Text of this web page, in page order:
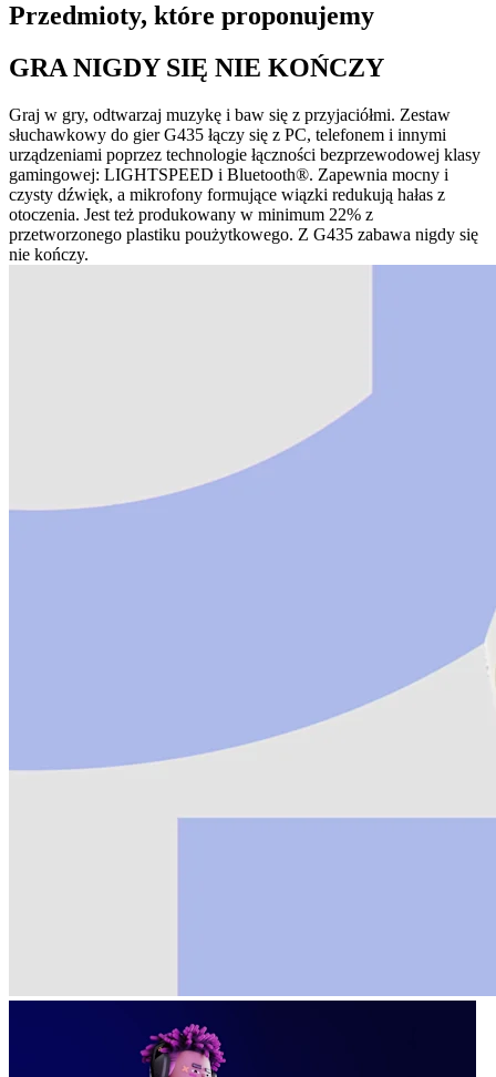
Przedmioty, które proponujemy
GRA NIGDY SIĘ NIE KOŃCZY
Graj w gry, odtwarzaj muzykę i baw się z przyjaciółmi. Zestaw
słuchawkowy do gier G435 łączy się z PC, telefonem i innymi
urządzeniami poprzez technologie łączności bezprzewodowej klasy
gamingowej: LIGHTSPEED i Bluetooth®. Zapewnia mocny i
czysty dźwięk, a mikrofony formujące wiązki redukują hałas z
otoczenia. Jest też produkowany w minimum 22% z
przetworzonego plastiku poużytkowego. Z G435 zabawa nigdy się
nie kończy.